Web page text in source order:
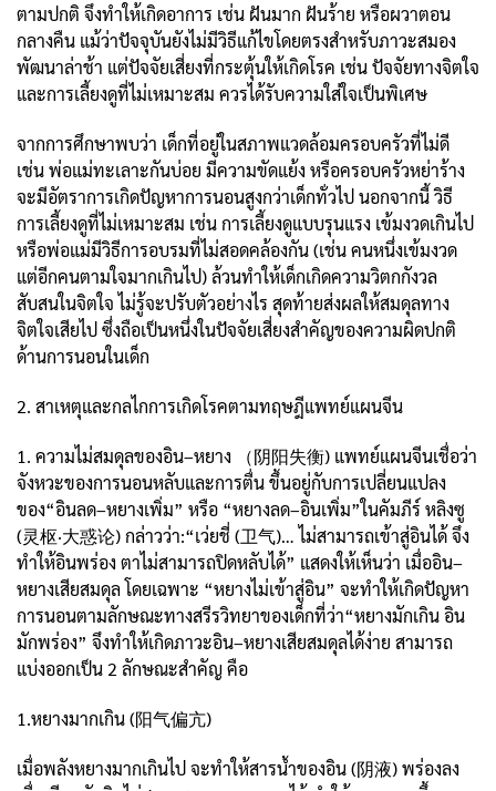
ตามปกติ จึงทำให้เกิดอาการ เช่น ฝันมาก ฝันร้าย หรือผวาตอน
กลางคืน แม้ว่าปัจจุบันยังไม่มีวิธีแก้ไขโดยตรงสำหรับภาวะสมอง
พัฒนาล่าช้า แต่ปัจจัยเสี่ยงที่กระตุ้นให้เกิดโรค เช่น ปัจจัยทางจิตใจ
และการเลี้ยงดูที่ไม่เหมาะสม ควรได้รับความใส่ใจเป็นพิเศษ
จากการศึกษาพบว่า เด็กที่อยู่ในสภาพแวดล้อมครอบครัวที่ไม่ดี
เช่น พ่อแม่ทะเลาะกันบ่อย มีความขัดแย้ง หรือครอบครัวหย่าร้าง
จะมีอัตราการเกิดปัญหาการนอนสูงกว่าเด็กทั่วไป นอกจากนี้ วิธี
การเลี้ยงดูที่ไม่เหมาะสม เช่น การเลี้ยงดูแบบรุนแรง เข้มงวดเกินไป
หรือพ่อแม่มีวิธีการอบรมที่ไม่สอดคล้องกัน (เช่น คนหนึ่งเข้มงวด
แต่อีกคนตามใจมากเกินไป) ล้วนทำให้เด็กเกิดความวิตกกังวล
สับสนในจิตใจ ไม่รู้จะปรับตัวอย่างไร สุดท้ายส่งผลให้สมดุลทาง
จิตใจเสียไป ซึ่งถือเป็นหนึ่งในปัจจัยเสี่ยงสำคัญของความผิดปกติ
ด้านการนอนในเด็ก
2. สาเหตุและกลไกการเกิดโรคตามทฤษฎีแพทย์แผนจีน
1. ความไม่สมดุลของอิน–หยาง （阴阳失衡) แพทย์แผนจีนเชื่อว่า
จังหวะของการนอนหลับและการตื่น ขึ้นอยู่กับการเปลี่ยนแปลง
ของ“อินลด–หยางเพิ่ม” หรือ “หยางลด–อินเพิ่ม”ในคัมภีร์ หลิงซู
(灵枢·大惑论) กล่าวว่า:“เว่ยชี่ (卫气)… ไม่สามารถเข้าสู่อินได้ จึง
ทำให้อินพร่อง ตาไม่สามารถปิดหลับได้” แสดงให้เห็นว่า เมื่ออิน–
หยางเสียสมดุล โดยเฉพาะ “หยางไม่เข้าสู่อิน” จะทำให้เกิดปัญหา
การนอนตามลักษณะทางสรีรวิทยาของเด็กที่ว่า“หยางมักเกิน อิน
มักพร่อง” จึงทำให้เกิดภาวะอิน–หยางเสียสมดุลได้ง่าย สามารถ
แบ่งออกเป็น 2 ลักษณะสำคัญ คือ
1.หยางมากเกิน (阳气偏亢)
เมื่อพลังหยางมากเกินไป จะทำให้สารน้ำของอิน (阴液) พร่องลง